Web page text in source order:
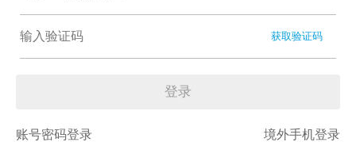
获取验证码
登录
账号密码登录 境外手机登录